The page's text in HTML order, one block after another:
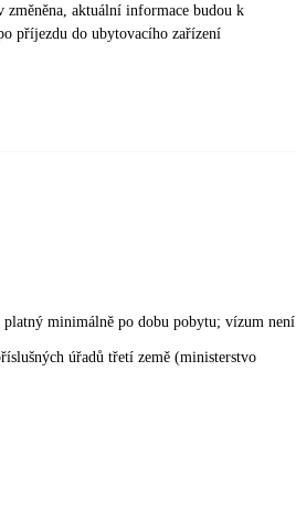
změněna, aktuální informace budou k
příjezdu do ubytovacího zařízení
platný minimálně po dobu pobytu; vízum není
úřadů třetí země (ministerstvo